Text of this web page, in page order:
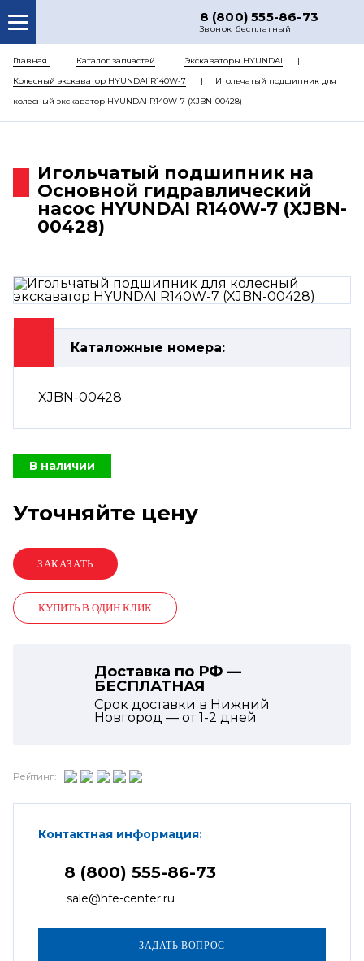
8 (800) 555-86-73
Звонок бесплатный
О НАС
КАТАЛОГ ЗАПЧАСТЕЙ
РЕМОНТ
ЦЕНЫ
КОНТАКТЫ
Главная Каталог запчастей
Экскаваторы HYUNDAI
Колесный экскаватор HYUNDAI R140W-7
Игольчатый подшипник для
колесный экскаватор HYUNDAI R140W-7 (XJBN-00428)
Игольчатый подшипник на
Основной гидравлический
насос HYUNDAI R140W-7 (XJBN-
00428)
Каталожные номера:
XJBN-00428
В наличии
Уточняйте цену
КУПИТЬ В ОДИН КЛИК
Доставка по РФ —
БЕСПЛАТНАЯ
Срок доставки в Нижний
Новгород — от1-2 дней
Рейтинг:
Контактная информация:
8 (800) 555-86-73
sale@hfe-center.ru